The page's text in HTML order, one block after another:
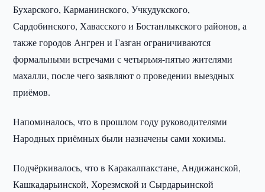
Бухарского, Карманинского, Учкудукского,
Сардобинского, Хавасского и Бостанлыкского районов, а
также городов Ангрен и Газган ограничиваются
формальными встречами с четырьмя-пятью жителями
махалли, после чего заявляют о проведении выездных
приёмов.
Напоминалось, что в прошлом году руководителями
Народных приёмных были назначены сами хокимы.
Подчёркивалось, что в Каракалпакстане, Андижанской,
Кашкадарьинской, Хорезмской и Сырдарьинской